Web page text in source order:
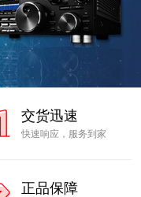
交货迅速
快速响应，服务到家
正品保障